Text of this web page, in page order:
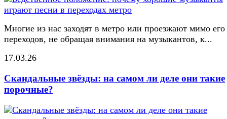
Многие из нас заходят в метро или проезжают мимо его
переходов, не обращая внимания на музыкантов, к...
17.03.26
Скандальные звёзды: на самом ли деле они такие
порочные?